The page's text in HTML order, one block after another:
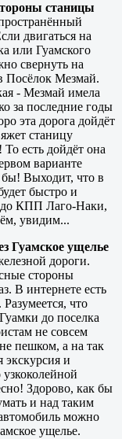
станицы
двигаться на
или Гуамского
свернуть на
Посёлок Мезмай.
- Мезмай имела
за последние годы
эта дорога дойдёт
станицу
есть дойдёт она
варианте
бы! Выходит, что в
быстро и
до КПП Лаго-Наки,
увидим...
Гуамское ущелье
дороги.
стороны
В интернете есть
что
до поселка
не совсем
пешком, а на так
экскурсия и
Здорово, как бы
и над таким
можно
ущелье.